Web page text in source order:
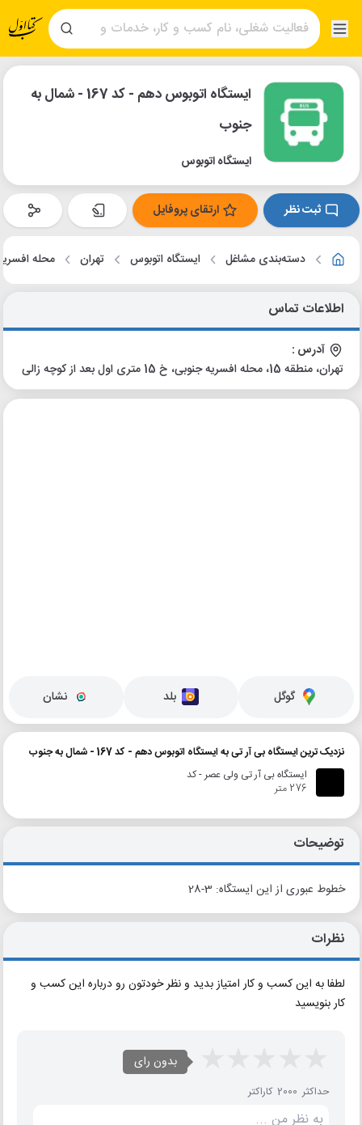
ایستگاه اتوبوس دهم - کد 167 - شمال به
جنوب
ایستگاه اتوبوس
ثبت نظر ارتقای پروفایل
دسته‌بندی مشاغل ایستگاه اتوبوس تهران محله
اطلاعات تماس
آدرس :
تهران، منطقه 15، محله افسریه جنوبی، خ 15 متری اول بعد از کوچه زالی
گوگل بلد نشان
نزدیک ترین ایستگاه بی آر تی به ایستگاه اتوبوس دهم - کد 167 - شمال به جنوب
ایستگاه بی آر تی ولی عصر - کد
276 متر
توضیحات
خطوط عبوری از این ایستگاه: 3-28
نظرات
لطفا به این کسب و کار امتیاز بدید و نظر خودتون رو درباره این کسب و
کار بنویسید
بدون رای
حداکثر 2000 کاراکتر